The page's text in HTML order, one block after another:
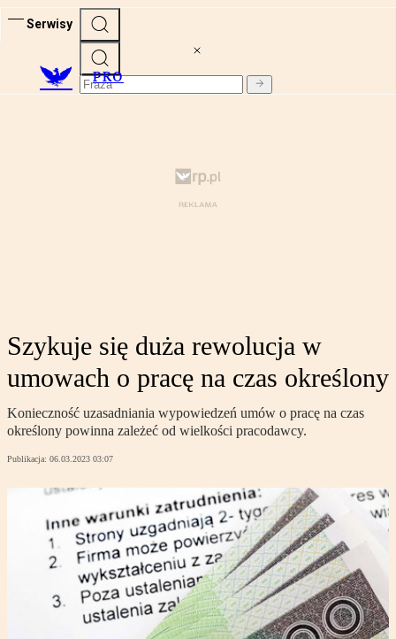
Serwisy
PRO
Szykuje się duża rewolucja w
umowach o pracę na czas określony
Konieczność uzasadniania wypowiedzeń umów o pracę na czas
określony powinna zależeć od wielkości pracodawcy.
Publikacja: 06.03.2023 03:07